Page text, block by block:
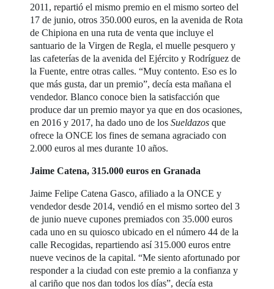
2011, repartió el mismo premio en el mismo sorteo del
17 de junio, otros 350.000 euros, en la avenida de Rota
de Chipiona en una ruta de venta que incluye el
santuario de la Virgen de Regla, el muelle pesquero y
las cafeterías de la avenida del Ejército y Rodríguez de
la Fuente, entre otras calles. “Muy contento. Eso es lo
que más gusta, dar un premio”, decía esta mañana el
vendedor. Blanco conoce bien la satisfacción que
produce dar un premio mayor ya que en dos ocasiones,
en 2016 y 2017, ha dado uno de losSueldazos que
ofrece la ONCE los fines de semana agraciado con
2.000 euros al mes durante 10 años.
Jaime Catena, 315.000 euros en Granada
Jaime Felipe Catena Gasco, afiliado a la ONCE y
vendedor desde 2014, vendió en el mismo sorteo del 3
de junio nueve cupones premiados con 35.000 euros
cada uno en su quiosco ubicado en el número 44 de la
calle Recogidas, repartiendo así 315.000 euros entre
nueve vecinos de la capital. “Me siento afortunado por
responder a la ciudad con este premio a la confianza y
al cariño que nos dan todos los días”, decía esta